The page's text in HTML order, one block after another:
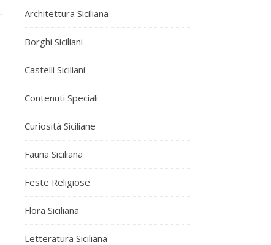
Architettura Siciliana
Borghi Siciliani
Castelli Siciliani
Contenuti Speciali
Curiosità Siciliane
Fauna Siciliana
Feste Religiose
Flora Siciliana
Letteratura Siciliana